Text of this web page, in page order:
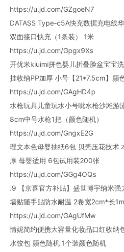
https://u.jd.com/GZgoeN7
DATASS Type-c5A快充数据充电线
双面接口快充（1条装） 1米
https://u.jd.com/Gpgx9Xs
开优米kiuimi拼色婴儿折叠脸盆宝宝
挂收纳PP加厚 小号【21*7.5cm】颜
https://u.jd.com/GAgHD4p
水枪玩具儿童玩水小号呲水枪沙滩游
8cm中号水枪1把（颜色随机）
https://u.jd.com/GngxE2G
理文本色母婴抽纸6包 贝壳压花技术
厚 母婴适用 6包试用装200张
https://u.jd.com/GGg4OQs
.9 【京喜官方补贴】盛世博宇纳米强
墙贴随手贴防水耐温 2卷宽2cm*长
https://u.jd.com/GAgUfMw
情妮简约便携大容量化妆品口红收纳
水饺包 颜色随机 1个装颜色随机